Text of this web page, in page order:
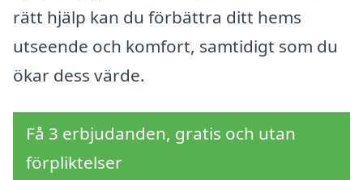
rätt hjälp kan du förbättra ditt hems
utseende och komfort, samtidigt som du
ökar dess värde.
Få 3 erbjudanden, gratis och utan
förpliktelser